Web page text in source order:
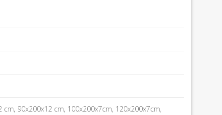
90x200x12 cm, 100x200x7cm, 120x200x7cm,